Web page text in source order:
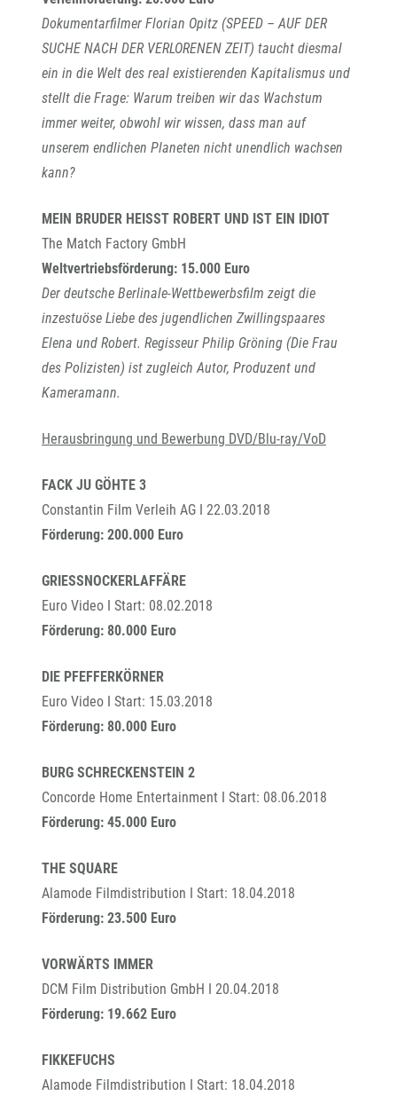
Dokumentarfilmer Florian Opitz (SPEED – AUF DER
SUCHE NACH DER VERLORENEN ZEIT) taucht diesmal
ein in die Welt des real existierenden Kapitalismus und
stellt die Frage: Warum treiben wir das Wachstum
immer weiter, obwohl wir wissen, dass man auf
unserem endlichen Planeten nicht unendlich wachsen
kann?
MEIN BRUDER HEISST ROBERT UND IST EIN IDIOT
The Match Factory GmbH
Weltvertriebsförderung: 15.000 Euro
Der deutsche Berlinale-Wettbewerbsfilm zeigt die
inzestuöse Liebe des jugendlichen Zwillingspaares
Elena und Robert. Regisseur Philip Gröning (Die Frau
des Polizisten) ist zugleich Autor, Produzent und
Kameramann.
Herausbringung und Bewerbung DVD/Blu-ray/VoD
FACK JU GÖHTE 3
Constantin Film Verleih AG I 22.03.2018
Förderung: 200.000 Euro
GRIESSNOCKERLAFFÄRE
Euro Video I Start: 08.02.2018
Förderung: 80.000 Euro
DIE PFEFFERKÖRNER
Euro Video I Start: 15.03.2018
Förderung: 80.000 Euro
BURG SCHRECKENSTEIN 2
Concorde Home Entertainment I Start: 08.06.2018
Förderung: 45.000 Euro
THE SQUARE
Alamode Filmdistribution I Start: 18.04.2018
Förderung: 23.500 Euro
VORWÄRTS IMMER
DCM Film Distribution GmbH I 20.04.2018
Förderung: 19.662 Euro
FIKKEFUCHS
Alamode Filmdistribution I Start: 18.04.2018